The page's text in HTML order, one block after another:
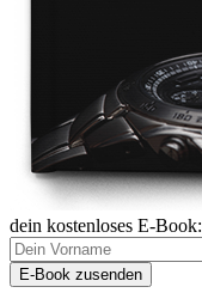
dein kostenloses E-Book: